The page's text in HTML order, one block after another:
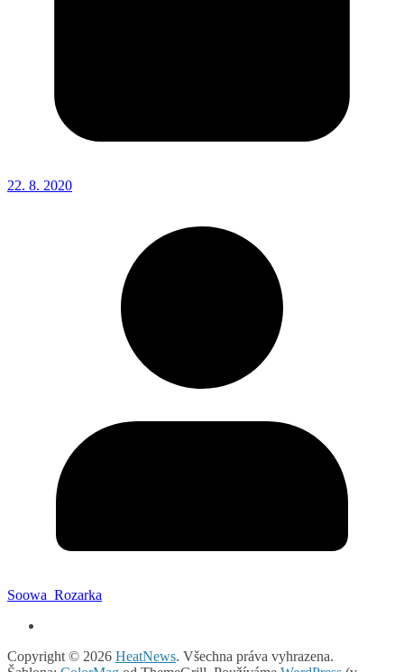
22. 8. 2020
Soowa_Rozarka
Copyright © 2026 HeatNews. Všechna práva vyhrazena.